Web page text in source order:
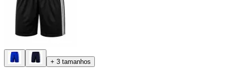
+ 3 tamanhos